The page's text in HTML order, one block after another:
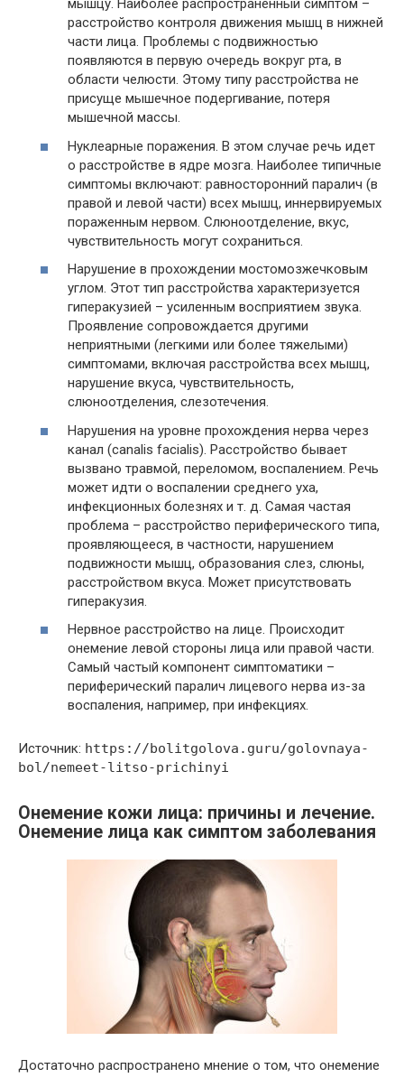
мышцу. Наиболее распространенный симптом –
расстройство контроля движения мышц в нижней
части лица. Проблемы с подвижностью
появляются в первую очередь вокруг рта, в
области челюсти. Этому типу расстройства не
присуще мышечное подергивание, потеря
мышечной массы.
Нуклеарные поражения. В этом случае речь идет
о расстройстве в ядре мозга. Наиболее типичные
симптомы включают: равносторонний паралич (в
правой и левой части) всех мышц, иннервируемых
пораженным нервом. Слюноотделение, вкус,
чувствительность могут сохраниться.
Нарушение в прохождении мостомозжечковым
углом. Этот тип расстройства характеризуется
гиперакузией – усиленным восприятием звука.
Проявление сопровождается другими
неприятными (легкими или более тяжелыми)
симптомами, включая расстройства всех мышц,
нарушение вкуса, чувствительность,
слюноотделения, слезотечения.
Нарушения на уровне прохождения нерва через
канал (canalis facialis). Расстройство бывает
вызвано травмой, переломом, воспалением. Речь
может идти о воспалении среднего уха,
инфекционных болезнях и т. д. Самая частая
проблема – расстройство периферического типа,
проявляющееся, в частности, нарушением
подвижности мышц, образования слез, слюны,
расстройством вкуса. Может присутствовать
гиперакузия.
Нервное расстройство на лице. Происходит
онемение левой стороны лица или правой части.
Самый частый компонент симптоматики –
периферический паралич лицевого нерва из-за
воспаления, например, при инфекциях.
Источник: https://bolitgolova.guru/golovnaya-
bol/nemeet-litso-prichinyi
Онемение кожи лица: причины и лечение.
Онемение лица как симптом заболевания
Достаточно распространено мнение о том, что онемение